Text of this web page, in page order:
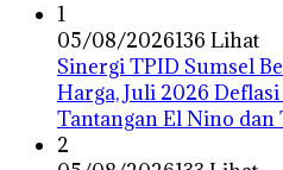
1
05/08/2026136 Lihat
Sinergi TPID Sumsel
Harga, Juli 2026
Tantangan El Nino
2